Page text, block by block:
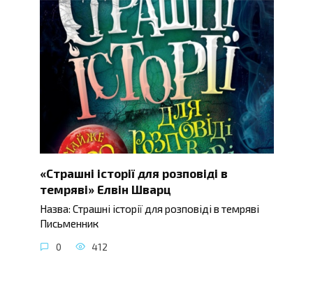
«Страшні історії для розповіді в
темряві» Елвін Шварц
Назва: Страшні історії для розповіді в темряві
Письменник
0 412